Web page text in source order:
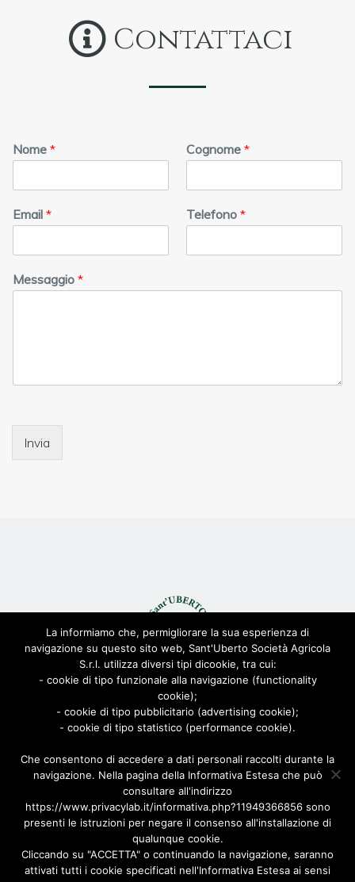
Contattaci
Nome * Cognome *
Email * Telefono *
Messaggio *
Invia
© Sant'Uberto Società Agricola s.r.l. - All Rights Reserved CF:
08155680963
Viale Toscana 200, 21052 Busto Arsizio [VARESE]
Privacy Policy |Cookie Policy| Powered byAD-ADVANCED
La informiamo che, permigliorare la sua esperienza di
navigazione su questo sito web, Sant'Uberto Società Agricola
S.r.l. utilizza diversi tipi dicookie, tra cui:
- cookie di tipo funzionale alla navigazione (functionality
cookie);
- cookie di tipo pubblicitario (advertising cookie);
- cookie di tipo statistico (performance cookie).
Che consentono di accedere a dati personali raccolti durante la
navigazione. Nella pagina della Informativa Estesa che può
consultare all'indirizzo
https://www.privacylab.it/informativa.php?11949366856 sono
presenti le istruzioni per negare il consenso all'installazione di
qualunque cookie.
Cliccando su "ACCETTA" o continuando la navigazione, saranno
attivati tutti i cookie specificati nell'Informativa Estesa ai sensi